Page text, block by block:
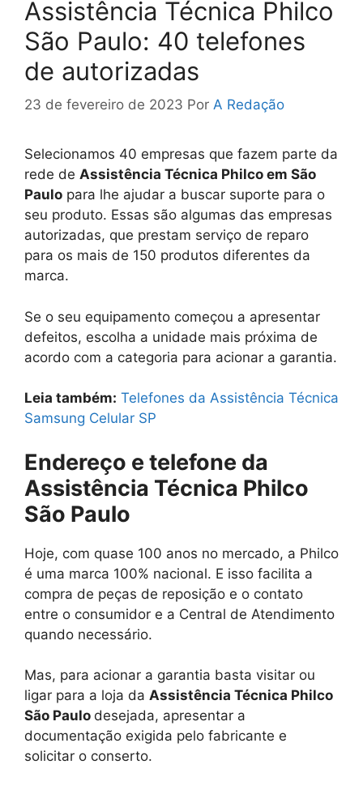
Assistência Técnica Philco
São Paulo: 40 telefones
de autorizadas
23 de fevereiro de 2023 Por A Redação
Selecionamos 40 empresas que fazem parte da
rede de Assistência Técnica Philco em São
Paulo para lhe ajudar a buscar suporte para o
seu produto. Essas são algumas das empresas
autorizadas, que prestam serviço de reparo
para os mais de 150 produtos diferentes da
marca.
Se o seu equipamento começou a apresentar
defeitos, escolha a unidade mais próxima de
acordo com a categoria para acionar a garantia.
Leia também: Telefones da Assistência Técnica
Samsung Celular SP
Endereço e telefone da
Assistência Técnica Philco
São Paulo
Hoje, com quase 100 anos no mercado, a Philco
é uma marca 100% nacional. E isso facilita a
compra de peças de reposição e o contato
entre o consumidor e a Central de Atendimento
quando necessário.
Mas, para acionar a garantia basta visitar ou
ligar para a loja da Assistência Técnica Philco
São Paulo desejada, apresentar a
documentação exigida pelo fabricante e
solicitar o conserto.